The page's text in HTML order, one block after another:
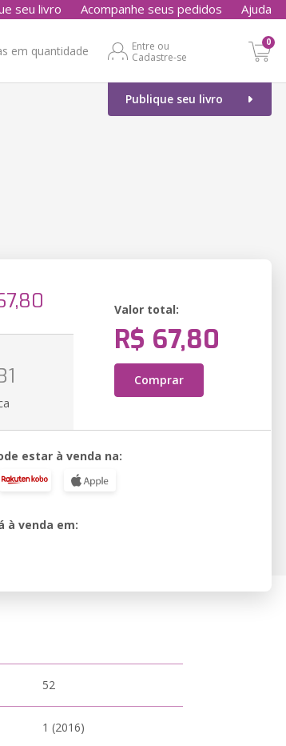
seu livro Acompanhe seus pedidos Ajuda
em quantidade
Entre ou
Cadastre-se
0
Publique seu livro
Valor total:
R$ 67,80
Comprar
estar à venda na:
à venda em:
52
1 (2016)